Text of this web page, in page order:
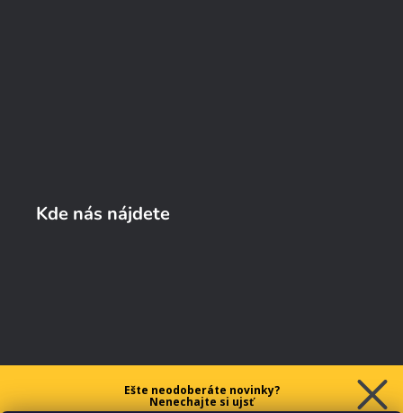
Kde nás nájdete
Ešte neodoberáte novinky?
Nenechajte si ujsť